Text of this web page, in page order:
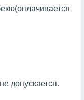
(оплачивается
допускается.